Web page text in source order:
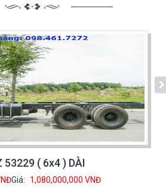
( 6x4 ) DÀI
Giá: 1,080,000,000 VNĐ